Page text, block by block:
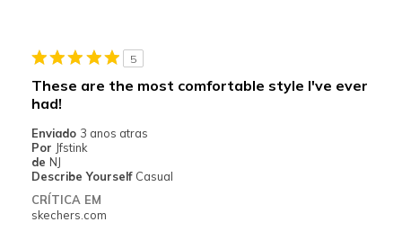
5
These are the most comfortable style I've ever
had!
Enviado 3 anos atras
Por Jfstink
de NJ
Describe Yourself Casual
CRÍTICA EM
skechers.com